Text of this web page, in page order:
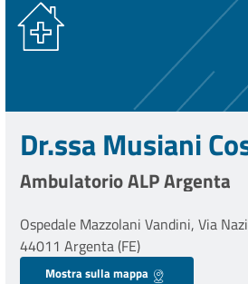
Dr.ssa Musiani
Ambulatorio ALP Argenta
Ospedale Mazzolani Vandini, Via
44011 Argenta (FE)
Mostra sulla mappa